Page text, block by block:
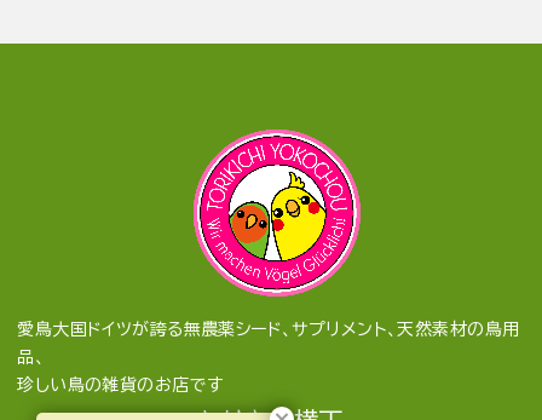
愛鳥大国ドイツが誇る無農薬シード、サプリメント、天然素材の鳥用
品、
珍しい鳥の雑貨のお店です